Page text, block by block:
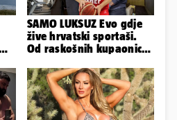
SAMO LUKSUZ Evo gdje
žive hrvatski sportaši.
Od raskošnih kupaonica